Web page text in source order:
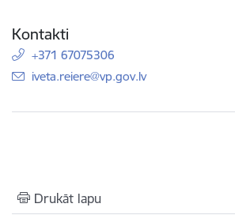
Kontakti
+371 67075306
E-pasts:
iveta.reiere@vp.gov.lv
Drukāt lapu